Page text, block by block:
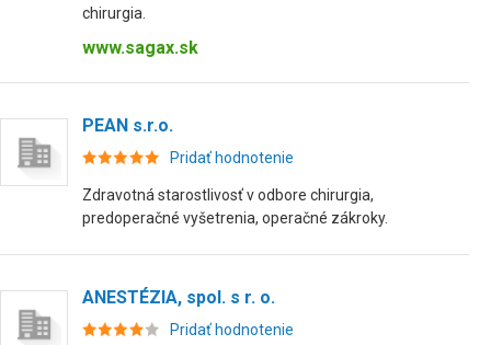
chirurgia.
www.sagax.sk
PEAN s.r.o.
Pridať hodnotenie
Zdravotná starostlivosť v odbore chirurgia,
predoperačné vyšetrenia, operačné zákroky.
ANESTÉZIA, spol. s r. o.
Pridať hodnotenie